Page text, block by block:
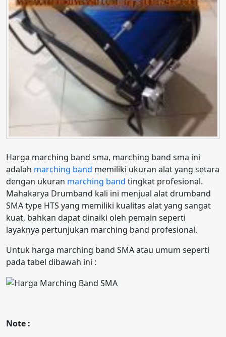
Harga marching band sma, marching band sma ini
adalah marching band memiliki ukuran alat yang setara
dengan ukuran marching band tingkat profesional.
Mahakarya Drumband kali ini menjual alat drumband
SMA type HTS yang memiliki kualitas alat yang sangat
kuat, bahkan dapat dinaiki oleh pemain seperti
layaknya pertunjukan marching band profesional.
Untuk harga marching band SMA atau umum seperti
pada tabel dibawah ini :
Note :